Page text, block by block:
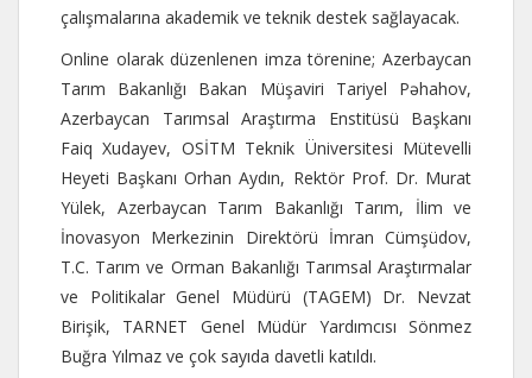
çalışmalarına akademik ve teknik destek sağlayacak.
Online olarak düzenlenen imza törenine; Azerbaycan
Tarım Bakanlığı Bakan Müşaviri Tariyel Pəhahov,
Azerbaycan Tarımsal Araştırma Enstitüsü Başkanı
Faiq Xudayev, OSİTM Teknik Üniversitesi Mütevelli
Heyeti Başkanı Orhan Aydın, Rektör Prof. Dr. Murat
Yülek, Azerbaycan Tarım Bakanlığı Tarım, İlim ve
İnovasyon Merkezinin Direktörü İmran Cümşüdov,
T.C. Tarım ve Orman Bakanlığı Tarımsal Araştırmalar
ve Politikalar Genel Müdürü (TAGEM) Dr. Nevzat
Birişik, TARNET Genel Müdür Yardımcısı Sönmez
Buğra Yılmaz ve çok sayıda davetli katıldı.